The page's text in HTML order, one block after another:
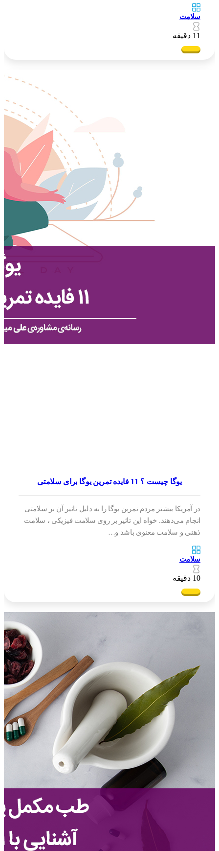
سلامت
یوگا چیست ؟ 11 فایده تمرین یوگا برای سلامتی
در آمریکا بیشتر مردم تمرین یوگا را به دلیل تاثیر آن بر سلامتی
انجام می‌دهند. خواه این تاثیر بر روی سلامت فیزیکی ، سلامت
ذهنی و سلامت معنوی باشد و…
سلامت